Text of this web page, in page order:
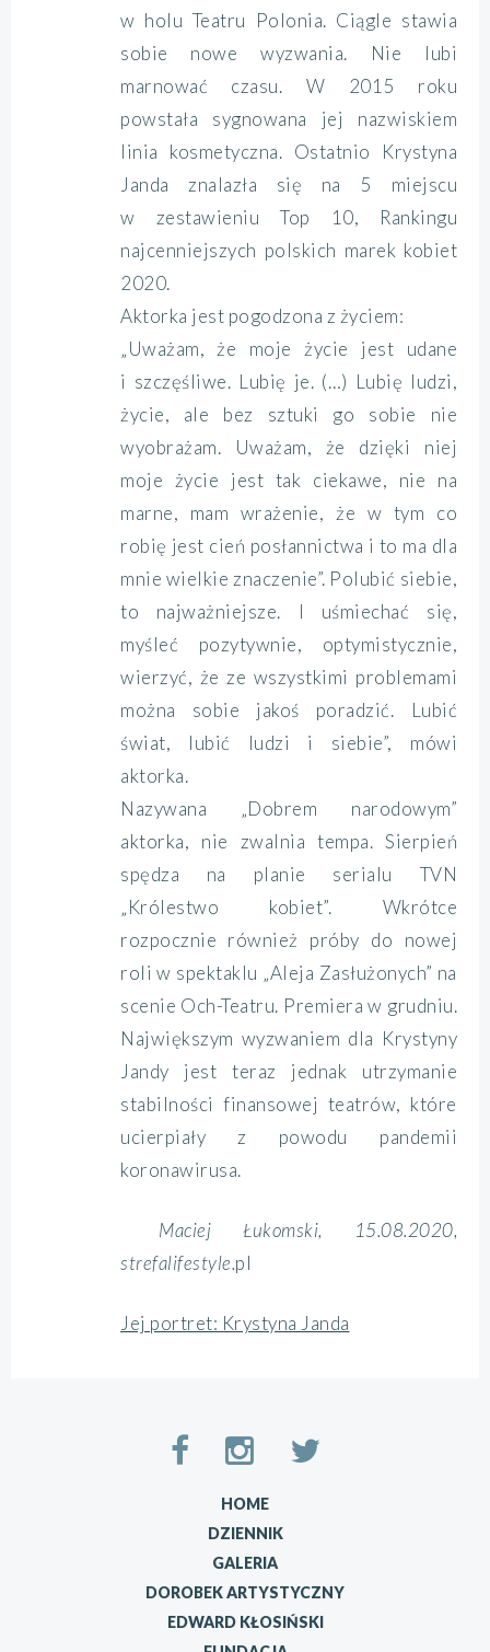
w holu Teatru Polonia. Ciągle stawia
sobie nowe wyzwania. Nie lubi
marnować czasu. W 2015 roku
powstała sygnowana jej nazwiskiem
linia kosmetyczna. Ostatnio Krystyna
Janda znalazła się na 5 miejscu
w zestawieniu Top 10, Rankingu
najcenniejszych polskich marek kobiet
2020.
Aktorka jest pogodzona z życiem:
„Uważam, że moje życie jest udane
i szczęśliwe. Lubię je. (…) Lubię ludzi,
życie, ale bez sztuki go sobie nie
wyobrażam. Uważam, że dzięki niej
moje życie jest tak ciekawe, nie na
marne, mam wrażenie, że w tym co
robię jest cień posłannictwa i to ma dla
mnie wielkie znaczenie”. Polubić siebie,
to najważniejsze. I uśmiechać się,
myśleć pozytywnie, optymistycznie,
wierzyć, że ze wszystkimi problemami
można sobie jakoś poradzić. Lubić
świat, lubić ludzi i siebie”, mówi
aktorka.
Nazywana „Dobrem narodowym”
aktorka, nie zwalnia tempa. Sierpień
spędza na planie serialu TVN
„Królestwo kobiet”. Wkrótce
rozpocznie również próby do nowej
roli w spektaklu „Aleja Zasłużonych” na
scenie Och-Teatru. Premiera w grudniu.
Największym wyzwaniem dla Krystyny
Jandy jest teraz jednak utrzymanie
stabilności finansowej teatrów, które
ucierpiały z powodu pandemii
koronawirusa.
Maciej Łukomski, 15.08.2020,
strefalifestyle.pl
Jej portret: Krystyna Janda
HOME
DZIENNIK
GALERIA
DOROBEK ARTYSTYCZNY
EDWARD KŁOSIŃSKI